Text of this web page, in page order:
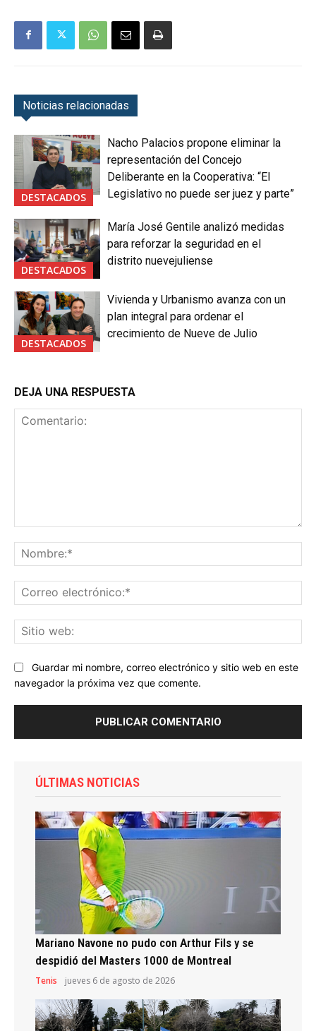
Noticias relacionadas
DESTACADOS
Nacho Palacios propone eliminar la
representación del Concejo
Deliberante en la Cooperativa: “El
Legislativo no puede ser juez y parte”
DESTACADOS
María José Gentile analizó medidas
para reforzar la seguridad en el
distrito nuevejuliense
DESTACADOS
Vivienda y Urbanismo avanza con un
plan integral para ordenar el
crecimiento de Nueve de Julio
DEJA UNA RESPUESTA
Guardar mi nombre, correo electrónico y sitio web en este
navegador la próxima vez que comente.
ÚLTIMAS NOTICIAS
Mariano Navone no pudo con Arthur Fils y se
despidió del Masters 1000 de Montreal
Tenis jueves 6 de agosto de 2026